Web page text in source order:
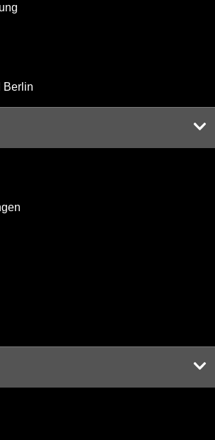
Berlin